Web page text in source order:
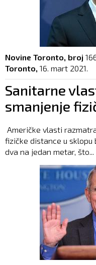
Novine Toronto, broj
Toronto, 16. mart 2021.
Sanitarne
smanjenje
Američke vlasti
fizičke distance u sklopu
dva na jedan metar, što...